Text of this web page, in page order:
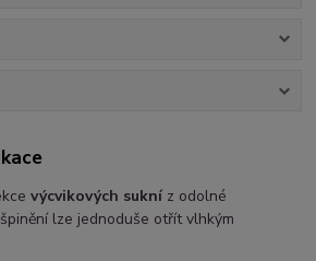
výcvikových sukní z odolné
lze jednoduše otřít vlhkým